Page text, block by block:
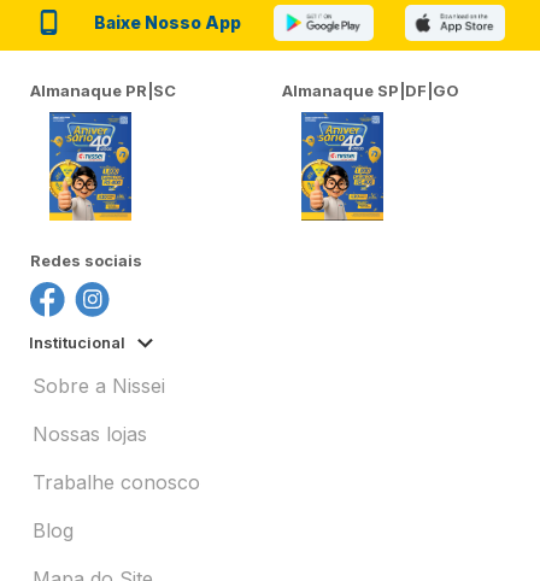
Baixe Nosso App
Almanaque PR|SC Almanaque SP|DF|GO
Redes sociais
Institucional
Sobre a Nissei
Nossas lojas
Trabalhe conosco
Blog